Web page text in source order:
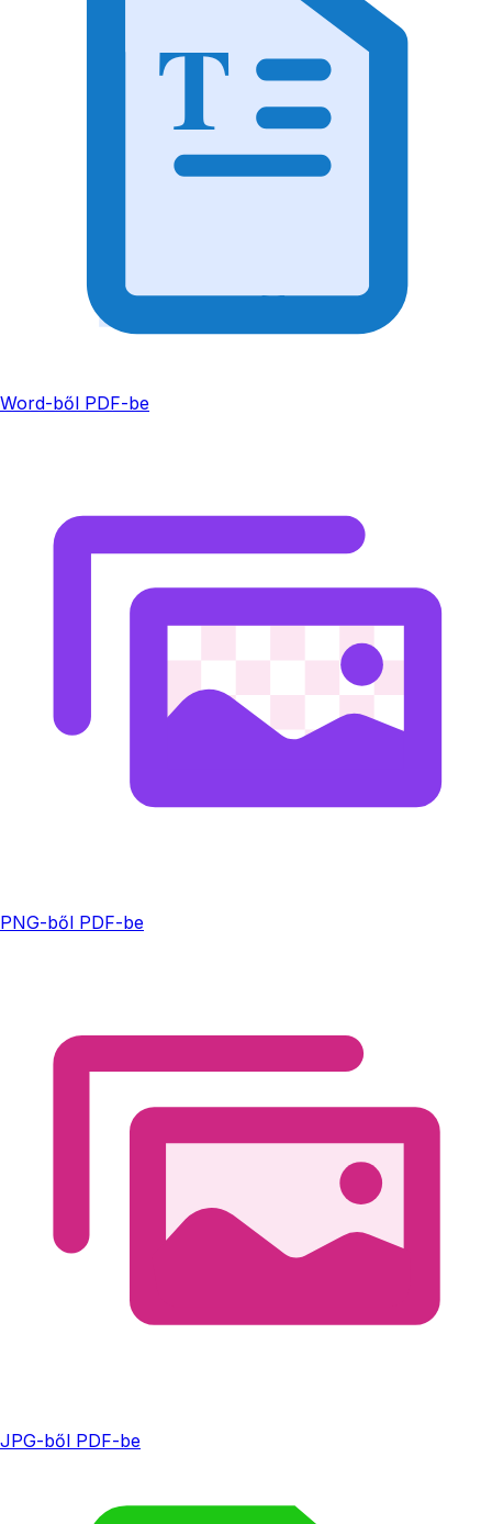
T
Word-ből PDF-be
PNG-ből PDF-be
JPG-ből PDF-be